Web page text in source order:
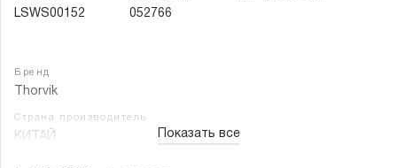
LSWS00152 052766
Бренд
Thorvik
Страна производитель
КИТАЙ Показать все